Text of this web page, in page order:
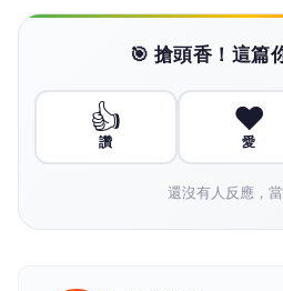
🎯 搶頭香！這篇
👍
讚
❤️
愛
還沒有人反應，